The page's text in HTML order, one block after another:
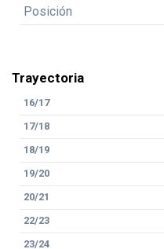
Posición
Trayectoria
16/17
17/18
18/19
19/20
20/21
22/23
23/24